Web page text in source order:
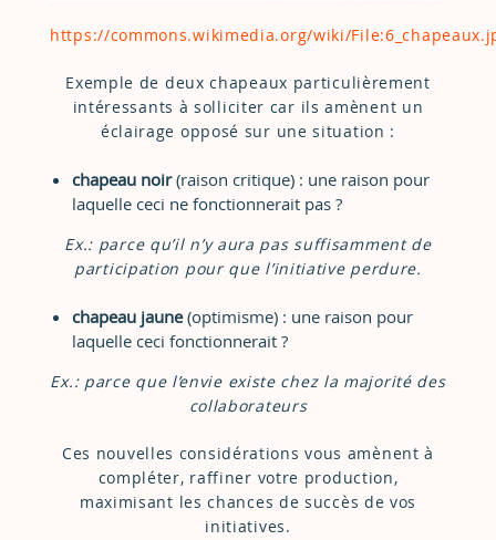
https://commons.wikimedia.org/wiki/
Exemple de deux chapeaux particulièrement
intéressants à solliciter car ils amènent un
éclairage opposé sur une situation :
chapeau noir(raison critique) : une raison pour
laquelle ceci ne fonctionnerait pas ?
Ex.: parce qu’il n’y aura pas suffisamment de
participation pour que l’initiative perdure.
chapeau jaune(optimisme) : une raison pour
laquelle ceci fonctionnerait ?
Ex.: parce que l’envie existe chez la majorité des
collaborateurs
Ces nouvelles considérations vous amènent à
compléter, raffiner votre production,
maximisant les chances de succès de vos
initiatives.